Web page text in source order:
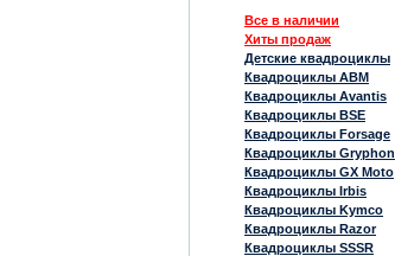
Все в наличии
Хиты продаж
Детские квадроциклы
Квадроциклы ABM
Квадроциклы Avantis
Квадроциклы BSE
Квадроциклы Forsage
Квадроциклы Gryphon
Квадроциклы GX Moto
Квадроциклы Irbis
Квадроциклы Kymco
Квадроциклы Razor
Квадроциклы SSSR